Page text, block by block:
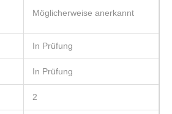
Möglicherweise anerkannt
In Prüfung
In Prüfung
2